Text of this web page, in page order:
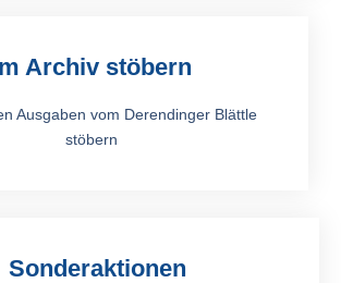
Archiv stöbern
Ausgaben vom Derendinger Blättle
stöbern
Sonderaktionen